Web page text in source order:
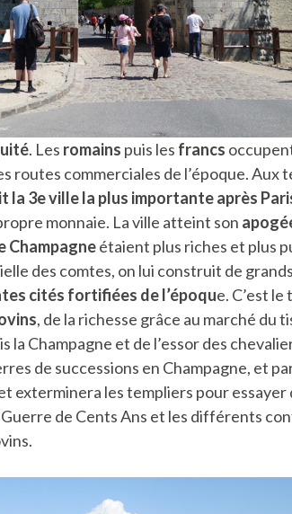
. Les romains puis les francs
routes commerciales de l’époque. Aux
la 3e ville la plus importante après
monnaie. La ville atteint son
Champagneétaient plus riches et plus
des comtes, on lui construit de
cités fortifiées de l’époque. C’est le
, de la richesse grâce au marché du
la Champagne et de l’essor des
de successions en Champagne, et
exterminera les templiers pour essayer
de Cents Ans et les différents